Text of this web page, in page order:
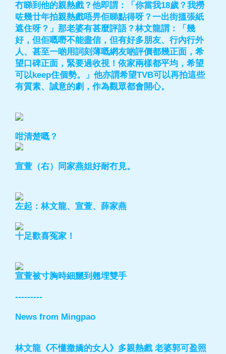
冇睇到他的親熱戲？他即謂：「你當我18歲？我撈
咗幾廿年拍親熱戲唔畀佢睇點得呀？一出街搵張紙
遮住呀？」那老婆有甚麼評語？林文龍謂：「幾
好，但佢嘅嘢不能盡信，但有好多朋友、行內行外
人、甚至一啲用詞刻薄嘅網友啲評價都幾正面，希
望口碑正面，緊要過收視！依家兩樣都平均，希望
可以keep住個勢。」他亦謂希望TVB可以再拍這些
有質素、誠意的劇，作為觀眾都會開心。
咁清楚嘅？
宣萱（右）同家燕姐好耐冇見。
左起：林文龍、宣萱、薛家燕
十足歡喜冤家！
宣萱被寸胸時細嬲到翹埋雙手
---------
News from Mingpao
林文龍《不懂撒嬌的女人》多親熱戲 老婆郭可盈照